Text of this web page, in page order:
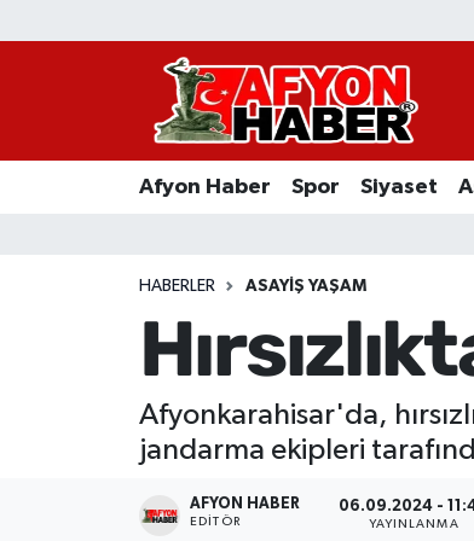
Afyon Haber Spor Siyaset
HABERLER ASAYIŞ YAŞAM
Afyonkarahisar'da,
jandarma ekipleri
AFYON HABER
EDITÖR
06.09.2024 -
YAYINLANMA
Afyon Haber
Asayiş Yaşam
Sivil Toplum
Ekonomi